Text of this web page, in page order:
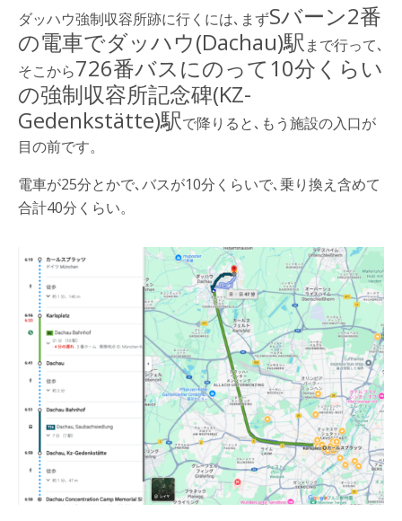
ダッハウ強制収容所跡に行くには､まずSバーン2番
の電車でダッハウ(Dachau)駅 まで行って､
そこから726番バスにのって10分くらい
の強制収容所記念碑(KZ-
Gedenkstätte)駅で降りると､もう施設の入口が
目の前です。
電車が25分とかで､バスが10分くらいで､乗り換え含めて
合計40分くらい。